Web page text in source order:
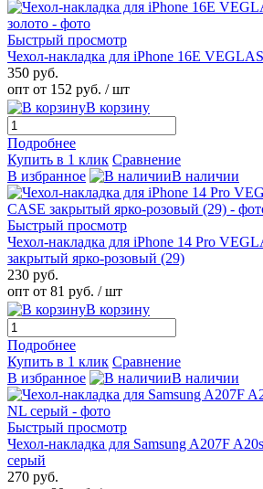
Быстрый просмотр
Чехол-накладка для iPhone 16E
350 руб.
опт от 152 руб. / шт
В корзину
Подробнее
Купить в 1 клик Сравнение
В избранное
В наличии
Быстрый просмотр
Чехол-накладка для iPhone 14 Pro
закрытый ярко-розовый (29)
230 руб.
опт от 81 руб. / шт
В корзину
Подробнее
Купить в 1 клик Сравнение
В избранное
В наличии
Быстрый просмотр
Чехол-накладка для Samsung A207F
серый
270 руб.